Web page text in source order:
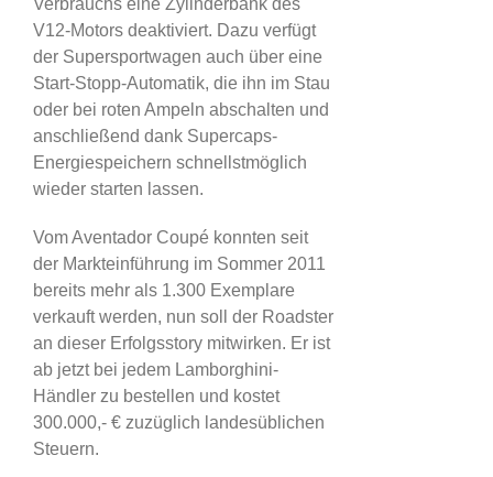
Verbrauchs eine Zylinderbank des
V12-Motors deaktiviert. Dazu verfügt
der Supersportwagen auch über eine
Start-Stopp-Automatik, die ihn im Stau
oder bei roten Ampeln abschalten und
anschließend dank Supercaps-
Energiespeichern schnellstmöglich
wieder starten lassen.
Vom Aventador Coupé konnten seit
der Markteinführung im Sommer 2011
bereits mehr als 1.300 Exemplare
verkauft werden, nun soll der Roadster
an dieser Erfolgsstory mitwirken. Er ist
ab jetzt bei jedem Lamborghini-
Händler zu bestellen und kostet
300.000,- € zuzüglich landesüblichen
Steuern.